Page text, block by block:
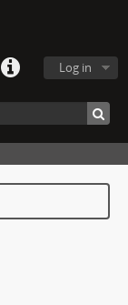
Log in